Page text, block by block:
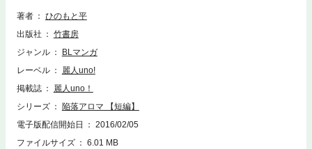
著者
ひのもと平
出版社
竹書房
ジャンル
BLマンガ
レーベル
麗人uno!
掲載誌
麗人uno！
シリーズ
陥落アロマ 【短編】
電子版配信開始日
2016/02/05
ファイルサイズ
6.01 MB